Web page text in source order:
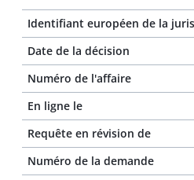
Identifiant européen de la
Date de la décision
Numéro de l'affaire
En ligne le
Requête en révision de
Numéro de la demande